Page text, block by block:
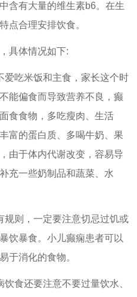
含有大量的维生素b6。在生
点合理安排饮食。
体情况如下:
吃米饭和主食，家长这个时
能偏食而导致营养不良，癫
食食物，多吃瘦肉、生活
富的蛋白质、多喝牛奶、果
由于体内代谢改变，容易导
充一些奶制品和蔬菜、水
则，一定要注意切忌过饥或
饮暴食。小儿癫痫患者可以
于消化的食物。
食还要注意不要过量饮水、